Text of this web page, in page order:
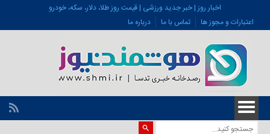
اخبار روز | خبر جدید ورزشی | قیمت روز طلا، دلار، سکه، خودرو
اعتبارات و مجوز ها
تماس با ما درباره ما